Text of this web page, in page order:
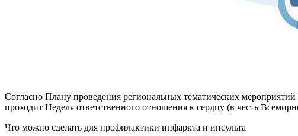
Согласно Плану проведения региональных тематических
проходит Неделя ответственного отношения к сердцу (в честь
Что можно сделать для профилактики инфаркта и инсульта